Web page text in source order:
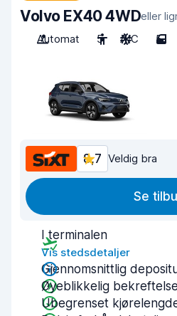
Volvo EX40 4WDeller
Automat
5 A/C 5
8,7 Veldig bra
Se
I terminalen
Vis stedsdetaljer
Gjennomsnittlig
Øyeblikkelig
Ubegrenset